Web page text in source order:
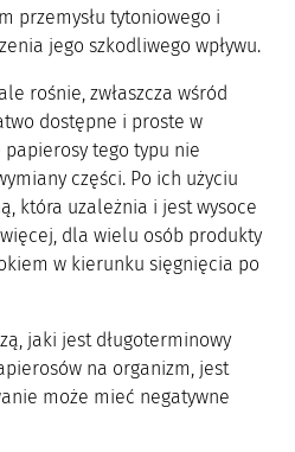
przemysłu tytoniowego i
jego szkodliwego wpływu.
rośnie, zwłaszcza wśród
dostępne i proste w
papierosy tego typu nie
części. Po ich użyciu
która uzależnia i jest wysoce
dla wielu osób produkty
w kierunku sięgnięcia po
jaki jest długoterminowy
na organizm, jest
może mieć negatywne